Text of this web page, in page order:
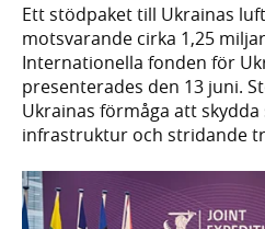
Ett stödpaket till Ukrainas
motsvarande cirka 1,25
Internationella fonden för
presenterades den 13 juni.
Ukrainas förmåga att
infrastruktur och stridande